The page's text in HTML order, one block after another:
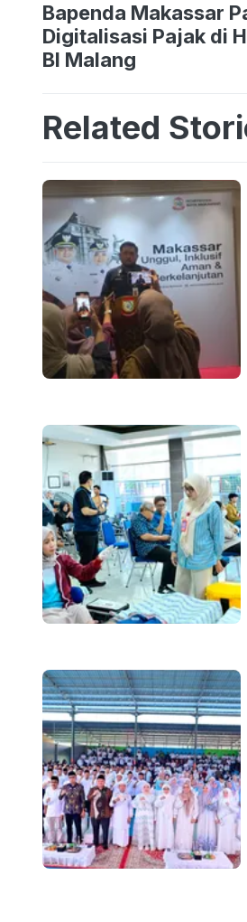
Bapenda Makassar
Digitalisasi Pajak di
BI Malang
Related